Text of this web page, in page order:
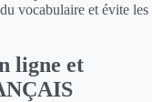
vocabulaire et évite les
ligne et